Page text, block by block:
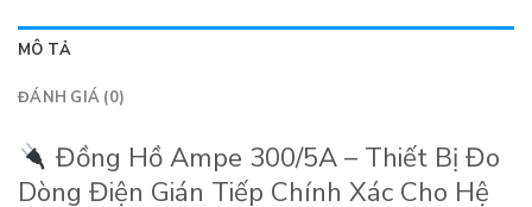
MÔ TẢ
ĐÁNH GIÁ (0)
Đồng Hồ Ampe 300/5A – Thiết Bị Đo
Dòng Điện Gián Tiếp Chính Xác Cho Hệ